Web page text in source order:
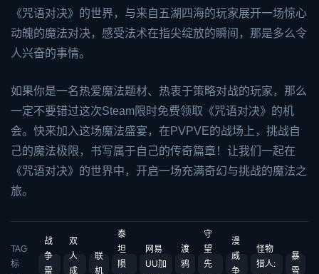
《咒语对决》的世界，与来自五湖四海的玩家展开一场惊心
动魄的魔法对决，感受法术在指尖绽放的瞬间，那是多么令
人兴奋的事情。
如果你是一名热爱魔法题材、热衷于策略对战的玩家，那么
一定不要错过这次Steam限时免费领取《咒语对决》的机
会。快来加入这场魔法盛宴，在PVPVE的战场上，挑战自
己的魔法极限，书写属于自己的传奇篇章！让我们一起在
《咒语对决》的世界中，开启一场充满奇幻与挑战的魔法之
旅。
TAG
标
战
争
雷
双
人
成
联
机
泰
坦
陨
网易
UU加
渡
鸦
守
望
先
漫
威
争
怪物
猎人:
暴
雪